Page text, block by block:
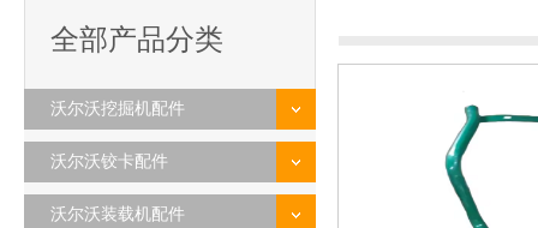
全部产品分类
沃尔沃挖掘机配件
沃尔沃铰卡配件
沃尔沃装载机配件